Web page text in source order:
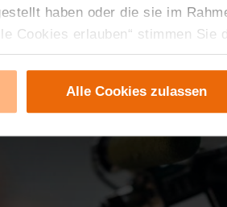
haben oder die sie im
Cookies erlauben“ stimmen Sie
Auflistung der einzelnen
ihr ganz oder teilweise zustimmen.
nicht längerfristig
Alle Cookies zulassen